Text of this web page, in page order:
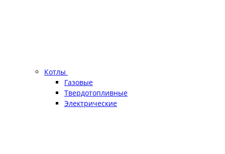
Котлы
Газовые
Твердотопливные
Электрические